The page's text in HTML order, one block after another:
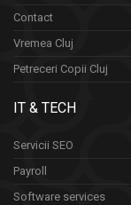
Contact
Vremea Cluj
Petreceri Copii Cluj
IT & TECH
Servicii SEO
Payroll
Software services